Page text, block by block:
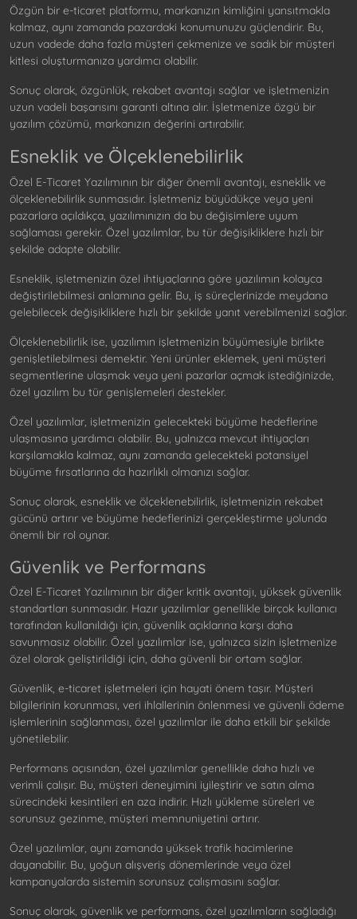
Özgün bir e-ticaret platformu, markanızın kimliğini yansıtmakla
kalmaz, aynı zamanda pazardaki konumunuzu güçlendirir. Bu,
uzun vadede daha fazla müşteri çekmenize ve sadık bir müşteri
kitlesi oluşturmanıza yardımcı olabilir.
Sonuç olarak, özgünlük, rekabet avantajı sağlar ve işletmenizin
uzun vadeli başarısını garanti altına alır. İşletmenize özgü bir
yazılım çözümü, markanızın değerini artırabilir.
Esneklik ve Ölçeklenebilirlik
Özel E-Ticaret Yazılımının bir diğer önemli avantajı, esneklik ve
ölçeklenebilirlik sunmasıdır. İşletmeniz büyüdükçe veya yeni
pazarlara açıldıkça, yazılımınızın da bu değişimlere uyum
sağlaması gerekir. Özel yazılımlar, bu tür değişikliklere hızlı bir
şekilde adapte olabilir.
Esneklik, işletmenizin özel ihtiyaçlarına göre yazılımın kolayca
değiştirilebilmesi anlamına gelir. Bu, iş süreçlerinizde meydana
gelebilecek değişikliklere hızlı bir şekilde yanıt verebilmenizi sağlar.
Ölçeklenebilirlik ise, yazılımın işletmenizin büyümesiyle birlikte
genişletilebilmesi demektir. Yeni ürünler eklemek, yeni müşteri
segmentlerine ulaşmak veya yeni pazarlar açmak istediğinizde,
özel yazılım bu tür genişlemeleri destekler.
Özel yazılımlar, işletmenizin gelecekteki büyüme hedeflerine
ulaşmasına yardımcı olabilir. Bu, yalnızca mevcut ihtiyaçları
karşılamakla kalmaz, aynı zamanda gelecekteki potansiyel
büyüme fırsatlarına da hazırlıklı olmanızı sağlar.
Sonuç olarak, esneklik ve ölçeklenebilirlik, işletmenizin rekabet
gücünü artırır ve büyüme hedeflerinizi gerçekleştirme yolunda
önemli bir rol oynar.
Güvenlik ve Performans
Özel E-Ticaret Yazılımının bir diğer kritik avantajı, yüksek güvenlik
standartları sunmasıdır. Hazır yazılımlar genellikle birçok kullanıcı
tarafından kullanıldığı için, güvenlik açıklarına karşı daha
savunmasız olabilir. Özel yazılımlar ise, yalnızca sizin işletmenize
özel olarak geliştirildiği için, daha güvenli bir ortam sağlar.
Güvenlik, e-ticaret işletmeleri için hayati önem taşır. Müşteri
bilgilerinin korunması, veri ihlallerinin önlenmesi ve güvenli ödeme
işlemlerinin sağlanması, özel yazılımlar ile daha etkili bir şekilde
yönetilebilir.
Performans açısından, özel yazılımlar genellikle daha hızlı ve
verimli çalışır. Bu, müşteri deneyimini iyileştirir ve satın alma
sürecindeki kesintileri en aza indirir. Hızlı yükleme süreleri ve
sorunsuz gezinme, müşteri memnuniyetini artırır.
Özel yazılımlar, aynı zamanda yüksek trafik hacimlerine
dayanabilir. Bu, yoğun alışveriş dönemlerinde veya özel
kampanyalarda sistemin sorunsuz çalışmasını sağlar.
Sonuç olarak, güvenlik ve performans, özel yazılımların sağladığı